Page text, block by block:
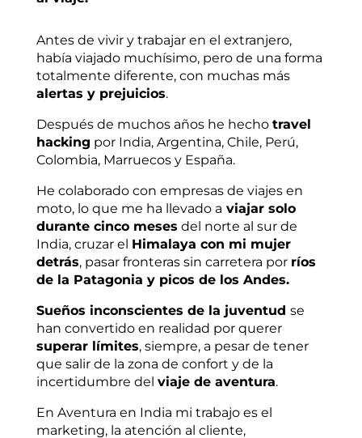
Antes de vivir y trabajar en el extranjero,
había viajado muchísimo, pero de una forma
totalmente diferente, con muchas más
alertas y prejuicios.
Después de muchos años he hecho travel
hacking por India, Argentina, Chile, Perú,
Colombia, Marruecos y España.
He colaborado con empresas de viajes en
moto, lo que me ha llevado a viajar solo
durante cinco meses del norte al sur de
India, cruzar el Himalaya con mi mujer
detrás, pasar fronteras sin carretera por ríos
de la Patagonia y picos de los Andes.
Sueños inconscientes de la juventud se
han convertido en realidad por querer
superar límites, siempre, a pesar de tener
que salir de la zona de confort y de la
incertidumbre del viaje de aventura.
En Aventura en India mi trabajo es el
marketing, la atención al cliente,